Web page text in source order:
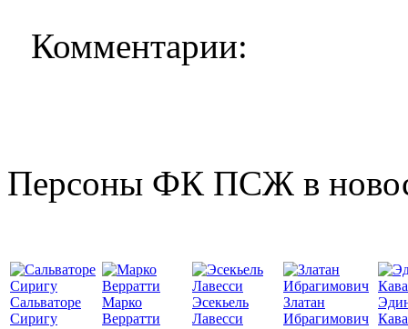
Комментарии:
Персоны ФК ПСЖ в
Сальваторе
Сиригу
Марко
Верратти
Эсекьель
Лавесси
Златан
Ибрагимович